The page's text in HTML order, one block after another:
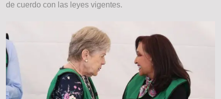
de cuerdo con las leyes vigentes.